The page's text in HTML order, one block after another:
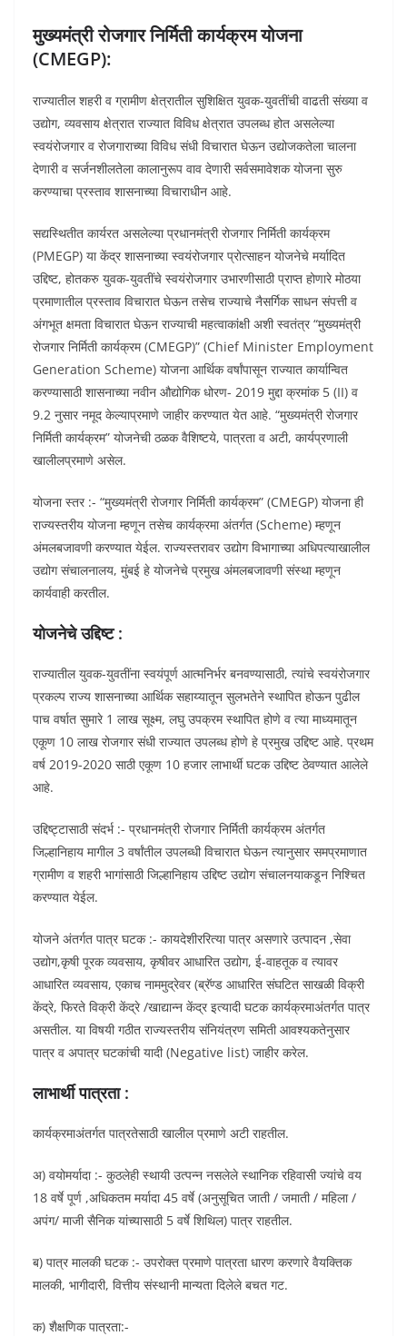
मुख्यमंत्री रोजगार निर्मिती कार्यक्रम योजना
(CMEGP):
राज्यातील शहरी व ग्रामीण क्षेत्रातील सुशिक्षित युवक-युवतींची वाढती संख्या व
उद्योग, व्यवसाय क्षेत्रात राज्यात विविध क्षेत्रात उपलब्ध होत असलेल्या
स्वयंरोजगार व रोजगाराच्या विविध संधी विचारात घेऊन उद्योजकतेला चालना
देणारी व सर्जनशीलतेला कालानुरूप वाव देणारी सर्वसमावेशक योजना सुरु
करण्याचा प्रस्ताव शासनाच्या विचाराधीन आहे.
सद्यस्थितीत कार्यरत असलेल्या प्रधानमंत्री रोजगार निर्मिती कार्यक्रम
(PMEGP) या केंद्र शासनाच्या स्वयंरोजगार प्रोत्साहन योजनेचे मर्यादित
उद्दिष्ट, होतकरु युवक-युवतींचे स्वयंरोजगार उभारणीसाठी प्राप्त होणारे मोठया
प्रमाणातील प्रस्ताव विचारात घेऊन तसेच राज्याचे नैसर्गिक साधन संपत्ती व
अंगभूत क्षमता विचारात घेऊन राज्याची महत्वाकांक्षी अशी स्वतंत्र “मुख्यमंत्री
रोजगार निर्मिती कार्यक्रम (CMEGP)” (Chief Minister Employment
Generation Scheme) योजना आर्थिक वर्षांपासून राज्यात कार्यान्वित
करण्यासाठी शासनाच्या नवीन औद्योगिक धोरण- 2019 मुद्दा क्रमांक 5 (II) व
9.2 नुसार नमूद केल्याप्रमाणे जाहीर करण्यात येत आहे. “मुख्यमंत्री रोजगार
निर्मिती कार्यक्रम” योजनेची ठळक वैशिष्टये, पात्रता व अटी, कार्यप्रणाली
खालीलप्रमाणे असेल.
योजना स्तर :- “मुख्यमंत्री रोजगार निर्मिती कार्यक्रम” (CMEGP) योजना ही
राज्यस्तरीय योजना म्हणून तसेच कार्यक्रमा अंतर्गत (Scheme) म्हणून
अंमलबजावणी करण्यात येईल. राज्यस्तरावर उद्योग विभागाच्या अधिपत्याखालील
उद्योग संचालनालय, मुंबई हे योजनेचे प्रमुख अंमलबजावणी संस्था म्हणून
कार्यवाही करतील.
योजनेचे उद्दिष्ट :
राज्यातील युवक-युवतींना स्वयंपूर्ण आत्मनिर्भर बनवण्यासाठी, त्यांचे स्वयंरोजगार
प्रकल्प राज्य शासनाच्या आर्थिक सहाय्यातून सुलभतेने स्थापित होऊन पुढील
पाच वर्षात सुमारे 1 लाख सूक्ष्म, लघु उपक्रम स्थापित होणे व त्या माध्यमातून
एकूण 10 लाख रोजगार संधी राज्यात उपलब्ध होणे हे प्रमुख उद्दिष्ट आहे. प्रथम
वर्ष 2019-2020 साठी एकूण 10 हजार लाभार्थी घटक उद्दिष्ट ठेवण्यात आलेले
आहे.
उद्दिष्ट्टासाठी संदर्भ :- प्रधानमंत्री रोजगार निर्मिती कार्यक्रम अंतर्गत
जिल्हानिहाय मागील 3 वर्षांतील उपलब्धी विचारात घेऊन त्यानुसार समप्रमाणात
ग्रामीण व शहरी भागांसाठी जिल्हानिहाय उद्दिष्ट उद्योग संचालनयाकडून निश्चित
करण्यात येईल.
योजने अंतर्गत पात्र घटक :- कायदेशीररित्या पात्र असणारे उत्पादन ,सेवा
उद्योग,कृषी पूरक व्यवसाय, कृषीवर आधारित उद्योग, ई-वाहतूक व त्यावर
आधारित व्यवसाय, एकाच नाममुद्रेवर (ब्रॅण्ड आधारित संघटित साखळी विक्री
केंद्रे, फिरते विक्री केंद्रे /खाद्यान्न केंद्र इत्यादी घटक कार्यक्रमाअंतर्गत पात्र
असतील. या विषयी गठीत राज्यस्तरीय संनियंत्रण समिती आवश्यकतेनुसार
पात्र व अपात्र घटकांची यादी (Negative list) जाहीर करेल.
लाभार्थी पात्रता :
कार्यक्रमाअंतर्गत पात्रतेसाठी खालील प्रमाणे अटी राहतील.
अ) वयोमर्यादा :- कुठलेही स्थायी उत्पन्न नसलेले स्थानिक रहिवासी ज्यांचे वय
18 वर्षे पूर्ण ,अधिकतम मर्यादा 45 वर्षे (अनुसूचित जाती / जमाती / महिला /
अपंग/ माजी सैनिक यांच्यासाठी 5 वर्षे शिथिल) पात्र राहतील.
ब) पात्र मालकी घटक :- उपरोक्त प्रमाणे पात्रता धारण करणारे वैयक्तिक
मालकी, भागीदारी, वित्तीय संस्थानी मान्यता दिलेले बचत गट.
क) शैक्षणिक पात्रता:-